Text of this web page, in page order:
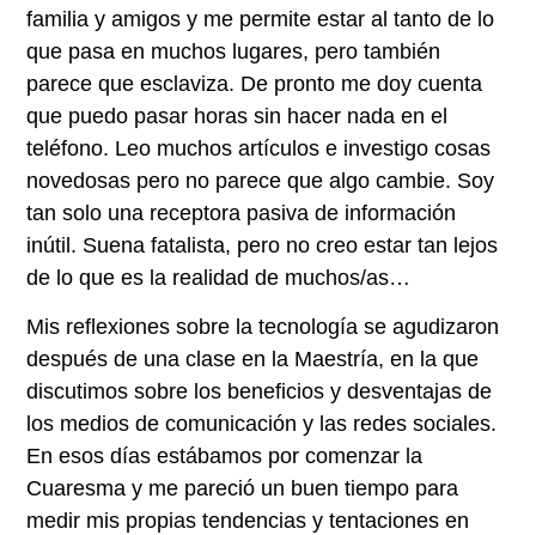
familia y amigos y me permite estar al tanto de lo
que pasa en muchos lugares, pero también
parece que esclaviza. De pronto me doy cuenta
que puedo pasar horas sin hacer nada en el
teléfono. Leo muchos artículos e investigo cosas
novedosas pero no parece que algo cambie. Soy
tan solo una receptora pasiva de información
inútil. Suena fatalista, pero no creo estar tan lejos
de lo que es la realidad de muchos/as…
Mis reflexiones sobre la tecnología se agudizaron
después de una clase en la Maestría, en la que
discutimos sobre los beneficios y desventajas de
los medios de comunicación y las redes sociales.
En esos días estábamos por comenzar la
Cuaresma y me pareció un buen tiempo para
medir mis propias tendencias y tentaciones en